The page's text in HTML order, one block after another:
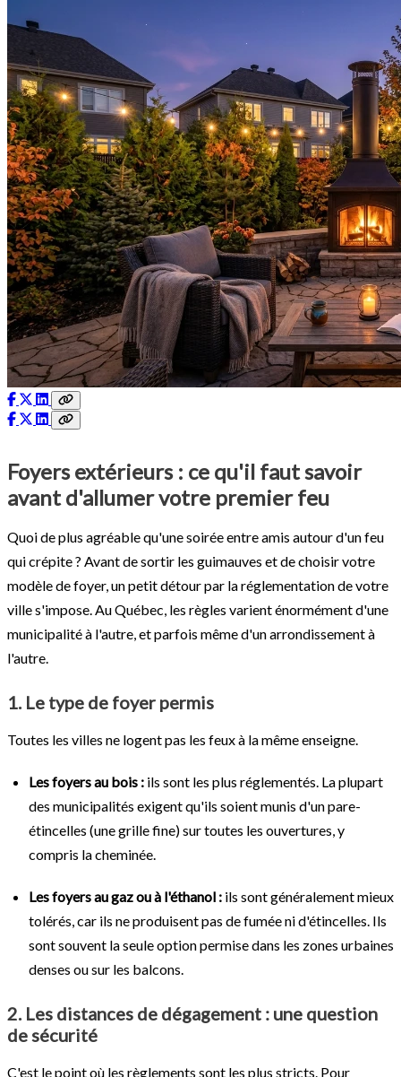
Foyers extérieurs : ce qu'il faut savoir
avant d'allumer votre premier feu
Quoi de plus agréable qu'une soirée entre amis autour d'un feu
qui crépite ? Avant de sortir les guimauves et de choisir votre
modèle de foyer, un petit détour par la réglementation de votre
ville s'impose. Au Québec, les règles varient énormément d'une
municipalité à l'autre, et parfois même d'un arrondissement à
l'autre.
1. Le type de foyer permis
Toutes les villes ne logent pas les feux à la même enseigne.
Les foyers au bois : ils sont les plus réglementés. La plupart
des municipalités exigent qu'ils soient munis d'un pare-
étincelles (une grille fine) sur toutes les ouvertures, y
compris la cheminée.
Les foyers au gaz ou à l'éthanol : ils sont généralement mieux
tolérés, car ils ne produisent pas de fumée ni d'étincelles. Ils
sont souvent la seule option permise dans les zones urbaines
denses ou sur les balcons.
2. Les distances de dégagement : une question
de sécurité
C'est le point où les règlements sont les plus stricts. Pour